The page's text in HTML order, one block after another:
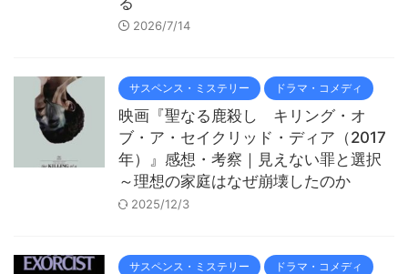
2026/7/14
サスペンス・ミステリー ドラマ・コメディ
映画『聖なる鹿殺し キリング・オ
ブ・ア・セイクリッド・ディア（2017
年）』感想・考察｜見えない罪と選択
～理想の家庭はなぜ崩壊したのか
2025/12/3
サスペンス・ミステリー ドラマ・コメディ